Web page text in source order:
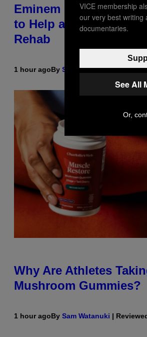
Eminem Put Up His
to Help a Hip-Hop
Rehab
1 hour agoBy Stephen Andrew Galiher
Why Are Athletes
Mushroom Gummies?
1 hour agoBy Sam Watanuki |
VICE membership
our very best writing
documentaries.
See All
Or,